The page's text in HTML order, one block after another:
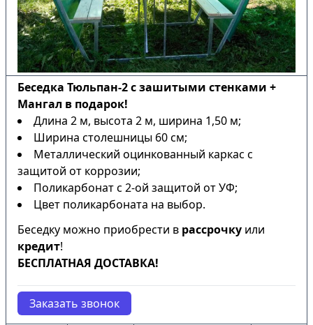
Беседка Тюльпан-2 с зашитыми стенками +
Мангал в подарок!
Длина 2 м, высота 2 м, ширина 1,50 м;
Ширина столешницы 60 см;
Металлический оцинкованный каркас с
защитой от коррозии;
Поликарбонат с 2-ой защитой от УФ;
Цвет поликарбоната на выбор.
Беседку можно приобрести в рассрочку или
кредит!
БЕСПЛАТНАЯ ДОСТАВКА!
Заказать звонок